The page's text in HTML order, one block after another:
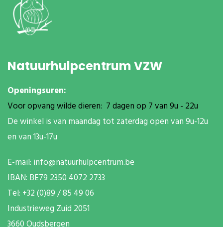
Natuurhulpcentrum VZW
Openingsuren:
Voor opvang wilde dieren: 7 dagen op 7 van 9u - 22u
De winkel is van maandag tot zaterdag open van 9u-12u
en van 13u-17u
E-mail: info@natuurhulpcentrum.be
IBAN: BE79 2350 4072 2733
Tel: +32 (0)89 / 85 49 06
Industrieweg Zuid 2051